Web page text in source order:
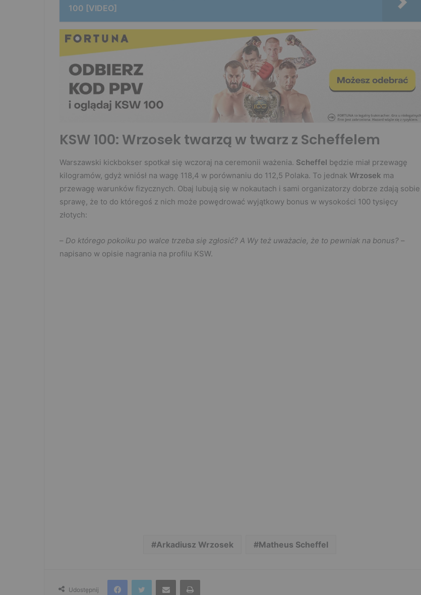
100 [VIDEO]
KSW 100: Wrzosek twarzą w twarz z Scheffelem
Warszawski kickbokser spotkał się wczoraj na ceremonii ważenia. Scheffel będzie miał przewagę
kilogramów, gdyż wniósł na wagę 118,4 w porównaniu do 112,5 Polaka. To jednak Wrzosek ma
przewagę warunków fizycznych. Obaj lubują się w nokautach i sami organizatorzy dobrze zdają sobie
sprawę, że to do któregoś z nich może powędrować wyjątkowy bonus w wysokości 100 tysięcy
złotych:
– Do którego pokoiku po walce trzeba się zgłosić? A Wy też uważacie, że to pewniak na bonus? –
napisano w opisie nagrania na profilu KSW.
Arkadiusz Wrzosek Matheus Scheffel
Udostępnij
FacebookTwitter Udostępnij przez e-mail Drukuj